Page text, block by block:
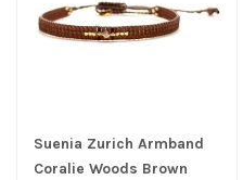
Suenia Zurich Armband
Coralie Woods Brown